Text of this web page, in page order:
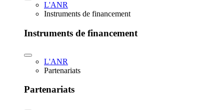
L'ANR
Instruments de financement
Instruments de financement
L'ANR
Partenariats
Partenariats